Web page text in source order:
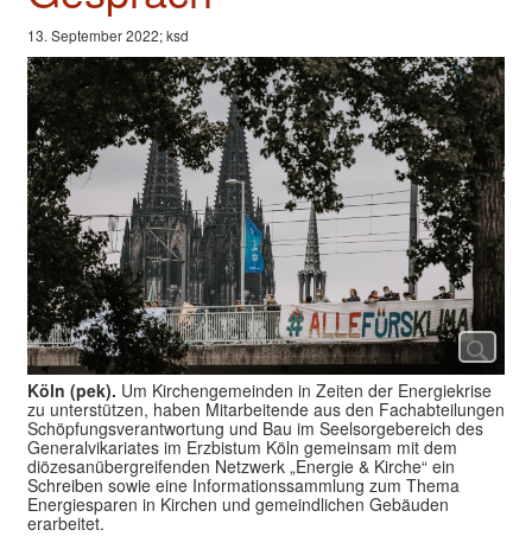
13. September 2022; ksd
Köln (pek). Um Kirchengemeinden in Zeiten der Energie­krise
zu unter­stützen, haben Mitarbei­tende aus den Fach­abtei­lungen
Schöpfungs­verant­wortung und Bau im Seel­sorge­bereich des
General­vikariates im Erzbistum Köln gemein­sam mit dem
diözesan­über­greifen­den Netz­werk „Energie & Kirche“ ein
Schreiben sowie eine Informations­sammlung zum Thema
Energie­sparen in Kirchen und gemeind­lichen Gebäuden
erarbeitet.